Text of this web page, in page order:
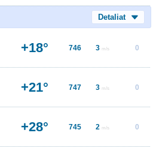
Detaliat
+18° 746 3 m/s 0
+21° 747 3 m/s 0
+28° 745 2 m/s 0